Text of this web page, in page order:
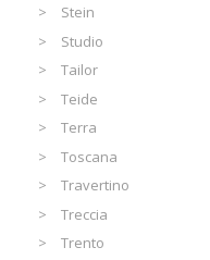
Stein
Studio
Tailor
Teide
Terra
Toscana
Travertino
Treccia
Trento